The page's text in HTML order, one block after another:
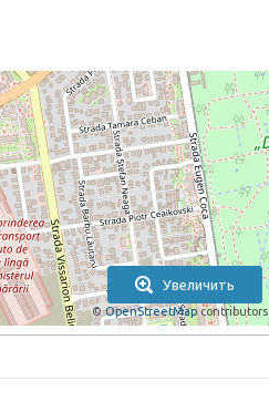
Увеличить
©OpenStreetMapcontributors